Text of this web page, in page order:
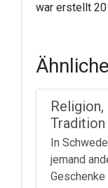
war erstellt
Religion,
Tradition
In
jemand
Geschenke